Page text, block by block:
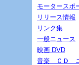
モータースポ
リリース情報
リンク集
一般ニュース
映画 DVD
音楽 ＣＤ